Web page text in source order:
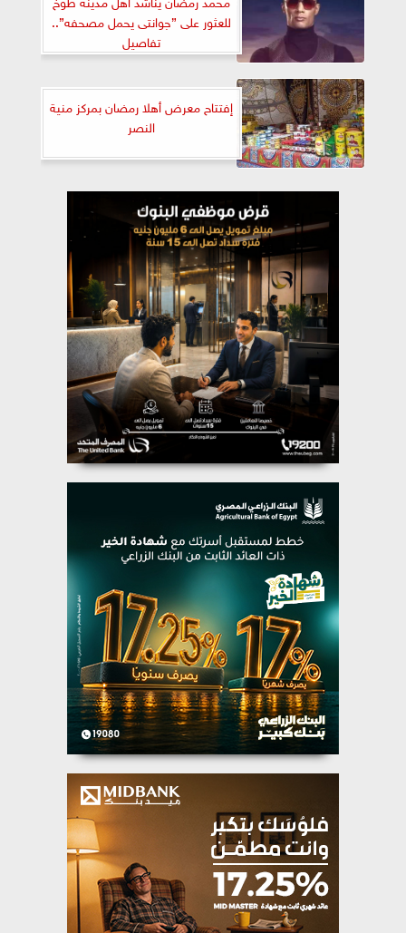
للعثور على ”جوانتى يحمل مصحفه”..
تفاصيل
إفتتاح معرض أهلا رمضان بمركز منية
النصر